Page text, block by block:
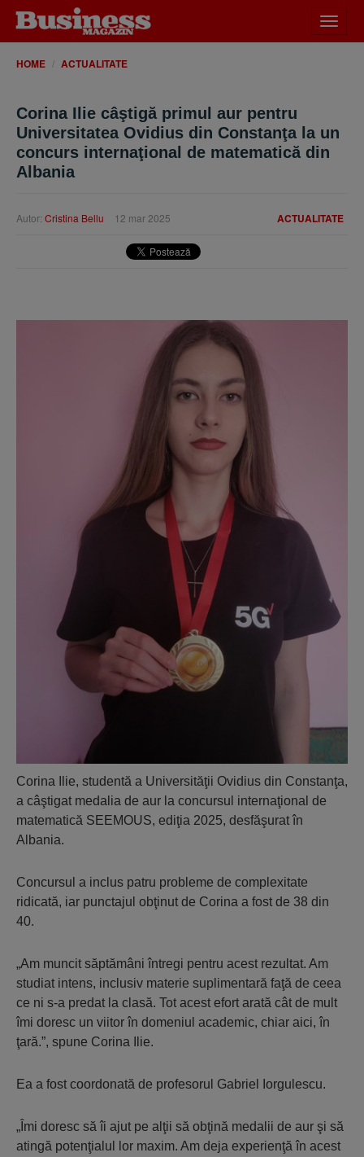
meniu
HOME ACTUALITATE
Corina Ilie câştigă primul aur pentru
Universitatea Ovidius din Constanţa la un
concurs internaţional de matematică din
Albania
ACTUALITATE
Autor: Cristina Bellu 12 mar 2025
Corina Ilie, studentă a Universităţii Ovidius din Constanţa,
a câştigat medalia de aur la concursul internaţional de
matematică SEEMOUS, ediţia 2025, desfăşurat în
Albania.
Concursul a inclus patru probleme de complexitate
ridicată, iar punctajul obţinut de Corina a fost de 38 din
40.
„Am muncit săptămâni întregi pentru acest rezultat. Am
studiat intens, inclusiv materie suplimentară faţă de ceea
ce ni s-a predat la clasă. Tot acest efort arată cât de mult
îmi doresc un viitor în domeniul academic, chiar aici, în
ţară.”, spune Corina Ilie.
Ea a fost coordonată de profesorul Gabriel Iorgulescu.
„Îmi doresc să îi ajut pe alţii să obţină medalii de aur şi să
atingă potenţialul lor maxim. Am deja experienţă în acest